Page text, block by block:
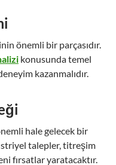
önemli bir parçasıdır.
konusunda temel
kazanmalıdır.
hale gelecek bir
talepler, titreşim
fırsatlar yaratacaktır.